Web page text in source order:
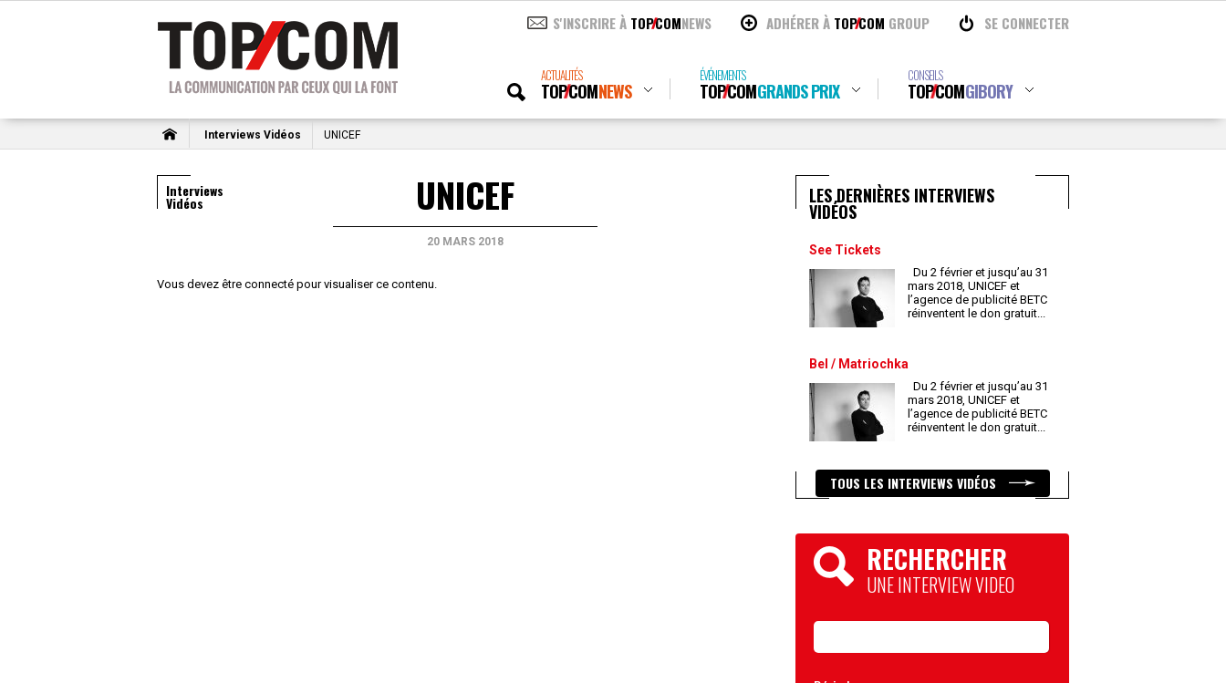
S'INSCRIRE À TOPCOMNEWS ADHÉRER À TOPCOM GROUP SE CONNECTER
ACTUALITÉS
TOPCOMNEWS
ÉVÉNEMENTS
TOPCOMGRANDS PRIX
CONSEILS
TOPCOMGIBORY
Interviews Vidéos UNICEF
Interviews
Vidéos UNICEF
20 MARS 2018
Vous devez être connecté pour visualiser ce contenu.
LES DERNIÈRES INTERVIEWS
VIDÉOS
See Tickets
Du 2 février et jusqu’au 31
mars 2018, UNICEF et
l’agence de publicité BETC
réinventent le don gratuit...
Bel / Matriochka
Du 2 février et jusqu’au 31
mars 2018, UNICEF et
l’agence de publicité BETC
réinventent le don gratuit...
TOUS LES INTERVIEWS VIDÉOS
RECHERCHER
UNE INTERVIEW VIDEO